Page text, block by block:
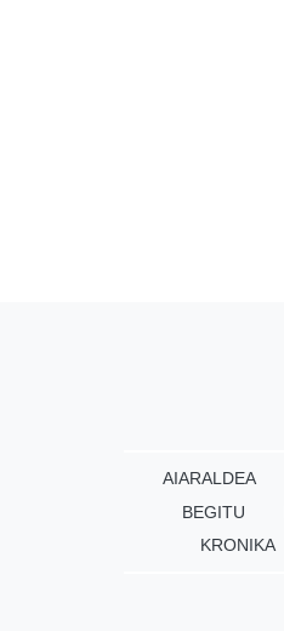
AIARALDEA
BEGITU
KRONIKA